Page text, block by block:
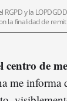
y la
la finalidad de
centro de
me informa